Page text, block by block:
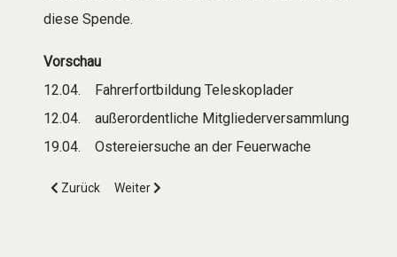
diese Spende.
Vorschau
12.04. Fahrerfortbildung Teleskoplader
12.04. außerordentliche Mitgliederversammlung
19.04. Ostereiersuche an der Feuerwache
Vorheriger Beitrag: FWVGOH-20250410-01
Zurück Nächster Beitrag: FWVGOH-20250327-01
Weiter